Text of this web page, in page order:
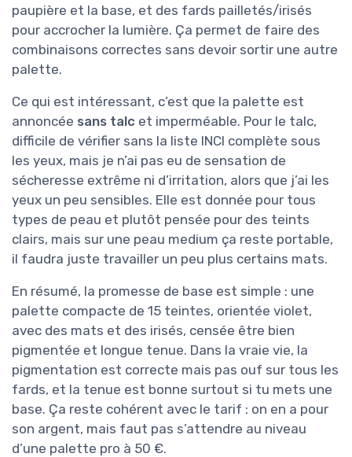
paupière et la base, et des fards pailletés/irisés
pour accrocher la lumière. Ça permet de faire des
combinaisons correctes sans devoir sortir une autre
palette.
Ce qui est intéressant, c’est que la palette est
annoncée sans talc et imperméable. Pour le talc,
difficile de vérifier sans la liste INCI complète sous
les yeux, mais je n’ai pas eu de sensation de
sécheresse extrême ni d’irritation, alors que j’ai les
yeux un peu sensibles. Elle est donnée pour tous
types de peau et plutôt pensée pour des teints
clairs, mais sur une peau medium ça reste portable,
il faudra juste travailler un peu plus certains mats.
En résumé, la promesse de base est simple : une
palette compacte de 15 teintes, orientée violet,
avec des mats et des irisés, censée être bien
pigmentée et longue tenue. Dans la vraie vie, la
pigmentation est correcte mais pas ouf sur tous les
fards, et la tenue est bonne surtout si tu mets une
base. Ça reste cohérent avec le tarif : on en a pour
son argent, mais faut pas s’attendre au niveau
d’une palette pro à 50 €.